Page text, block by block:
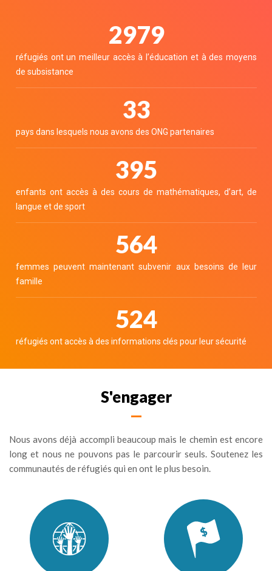
3346
réfugiés ont un meilleur accès à l’éducation et à des moyens
de subsistance
37
pays dans lesquels nous avons des ONG partenaires
444
enfants ont accès à des cours de mathématiques, d’art, de
langue et de sport
633
femmes peuvent maintenant subvenir aux besoins de leur
famille
588
réfugiés ont accès à des informations clés pour leur sécurité
S'engager
Nous avons déjà accompli beaucoup mais le chemin est encore
long et nous ne pouvons pas le parcourir seuls. Soutenez les
communautés de réfugiés qui en ont le plus besoin.